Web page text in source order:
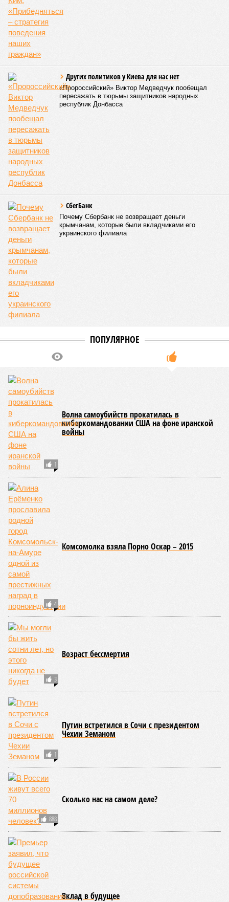
Других политиков у Киева для нас нет
«Пророссийский» Виктор Медведчук пообещал
пересажать в тюрьмы защитников народных
республик Донбасса
СбегБанк
Почему Сбербанк не возвращает деньги
крымчанам, которые были вкладчиками его
украинского филиала
ПОПУЛЯРНОЕ
1
Волна самоубийств прокатилась в
киберкомандовании США на фоне иранской
войны
4
Комсомолка взяла Порно Оскар – 2015
3
Возраст бессмертия
1
Путин встретился в Сочи с президентом
Чехии Земаном
888
Сколько нас на самом деле?
Вклад в будущее